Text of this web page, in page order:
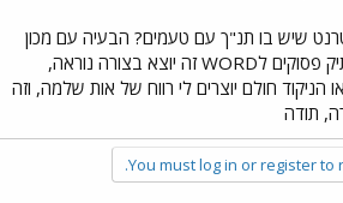
שיש בו תנ"ך עם טעמים? הבעיה עם מכון
ממרא, שכאשר אני מעתיק פסוקים לWORD זה יוצא בצורה נוראה,
חולם יוצרים לי רווח של אות שלמה, וזה
תודה
You must log in or register to